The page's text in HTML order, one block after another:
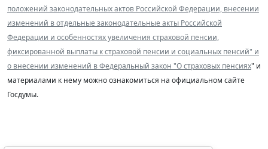
положений законодательных актов Российской Федерации, внесении
изменений в отдельные законодательные акты Российской
Федерации и особенностях увеличения страховой пенсии,
фиксированной выплаты к страховой пенсии и социальных пенсий" и
о внесении изменений в Федеральный закон "О страховых пенсиях" и
материалами к нему можно ознакомиться на официальном сайте
Госдумы.